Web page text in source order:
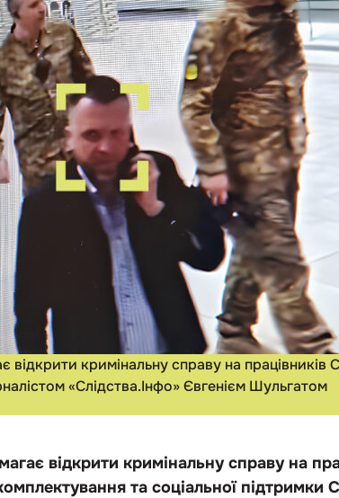
відкрити кримінальну справу на
«Слідства.Інфо» Євгенієм Шульгатом
відкрити кримінальну справу на
та соціальної підтримки